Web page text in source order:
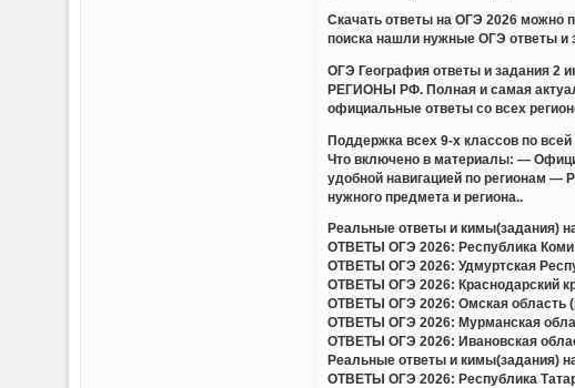
Скачать ответы на ОГЭ 2026
поиска нашли нужные ОГЭ ответы и
ОГЭ География ответы и
РЕГИОНЫ РФ. Полная и самая
официальные ответы со всех
Поддержка всех 9-х классов по всей
Что включено в материалы: —
удобной навигацией по регионам
нужного предмета и региона..
Реальные ответы и кимы(задания)
ОТВЕТЫ ОГЭ 2026: Республика Коми
ОТВЕТЫ ОГЭ 2026: Удмуртская
ОТВЕТЫ ОГЭ 2026: Краснодарский
ОТВЕТЫ ОГЭ 2026: Омская область
ОТВЕТЫ ОГЭ 2026: Мурманская
ОТВЕТЫ ОГЭ 2026: Ивановская
Реальные ответы и кимы(задания)
ОТВЕТЫ ОГЭ 2026: Республика